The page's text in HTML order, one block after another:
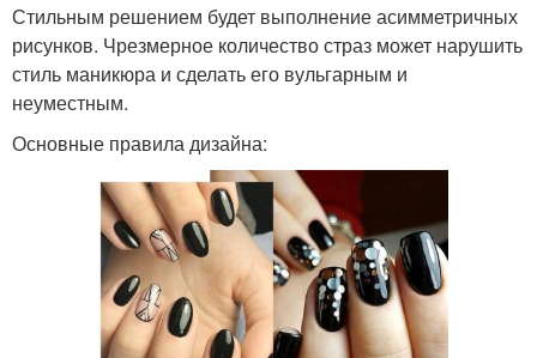
Стильным решением будет выполнение асимметричных
рисунков. Чрезмерное количество страз может нарушить
стиль маникюра и сделать его вульгарным и
неуместным.
Основные правила дизайна: